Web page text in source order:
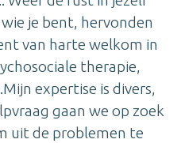
je bent, hervonden
van harte welkom in
therapie,
expertise is divers,
gaan we op zoek
uit de problemen te